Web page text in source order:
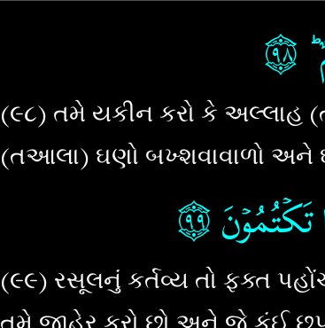
۝٩٨
(૯૮) તમે યકીન કરો કે
(તઆલા) ઘણો બખ્શવાવાળો
تَكۡتُمُوۡنَ‏۝٩٩
(૯૯) રસૂલનું કર્તવ્ય તો ફક્ત